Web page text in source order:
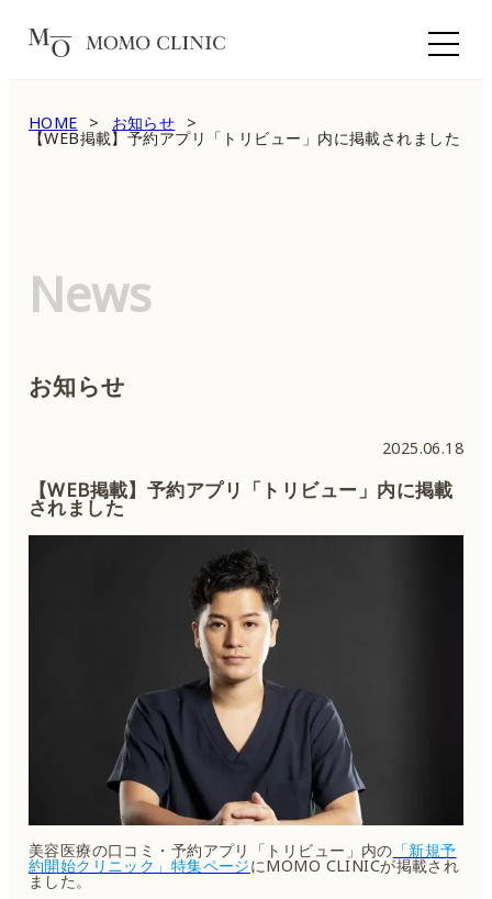
HOME お知らせ
【WEB掲載】予約アプリ「トリビュー」内に掲載されました
News
お知らせ
2025.06.18
【WEB掲載】予約アプリ「トリビュー」内に掲載
されました
美容医療の口コミ・予約アプリ「トリビュー」内の 「新規予
約開始クリニック」特集ページにMOMO CLINICが掲載され
ました。